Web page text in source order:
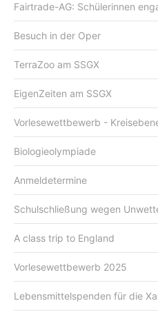
Fairtrade-AG: Schülerinnen
Besuch in der Oper
TerraZoo am SSGX
EigenZeiten am SSGX
Vorlesewettbewerb -
Biologieolympiade
Anmeldetermine
Schulschließung wegen
A class trip to England
Vorlesewettbewerb 2025
Lebensmittelspenden für die